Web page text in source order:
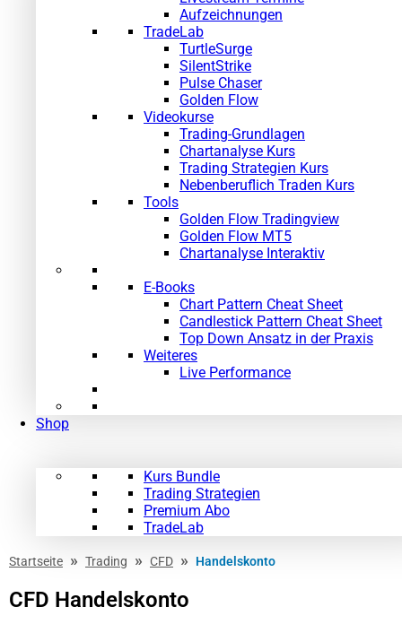
Aufzeichnungen
TradeLab
TurtleSurge
SilentStrike
Pulse Chaser
Golden Flow
Videokurse
Trading-Grundlagen
Chartanalyse Kurs
Trading Strategien Kurs
Nebenberuflich Traden Kurs
Tools
Golden Flow Tradingview
Golden Flow MT5
Chartanalyse Interaktiv
E-Books
Chart Pattern Cheat Sheet
Candlestick Pattern Cheat Sheet
Top Down Ansatz in der Praxis
Weiteres
Live Performance
Shop
Kurs Bundle
Trading Strategien
Premium Abo
TradeLab
Startseite » Trading » CFD » Handelskonto
CFD Handelskonto